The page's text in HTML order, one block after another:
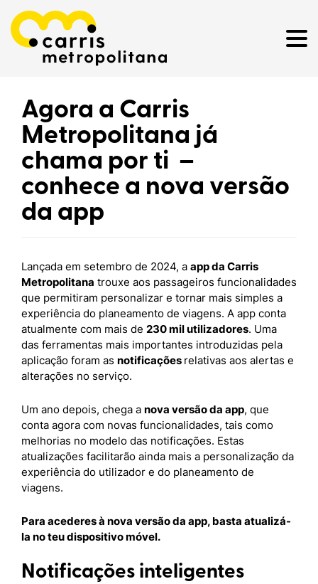
Agora a Carris
Metropolitana já
chama por ti –
conhece a nova versão
da app
Lançada em setembro de 2024, a app da Carris
Metropolitana trouxe aos passageiros funcionalidades
que permitiram personalizar e tornar mais simples a
experiência do planeamento de viagens. A app conta
atualmente com mais de 230 mil utilizadores. Uma
das ferramentas mais importantes introduzidas pela
aplicação foram as notificações relativas aos alertas e
alterações no serviço.
Um ano depois, chega a nova versão da app, que
conta agora com novas funcionalidades, tais como
melhorias no modelo das notificações. Estas
atualizações facilitarão ainda mais a personalização da
experiência do utilizador e do planeamento de
viagens.
Para acederes à nova versão da app, basta atualizá-
la no teu dispositivo móvel.
Notificações inteligentes